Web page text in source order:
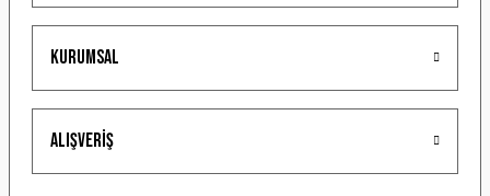
Gönder
Kurumsal
Alışveriş